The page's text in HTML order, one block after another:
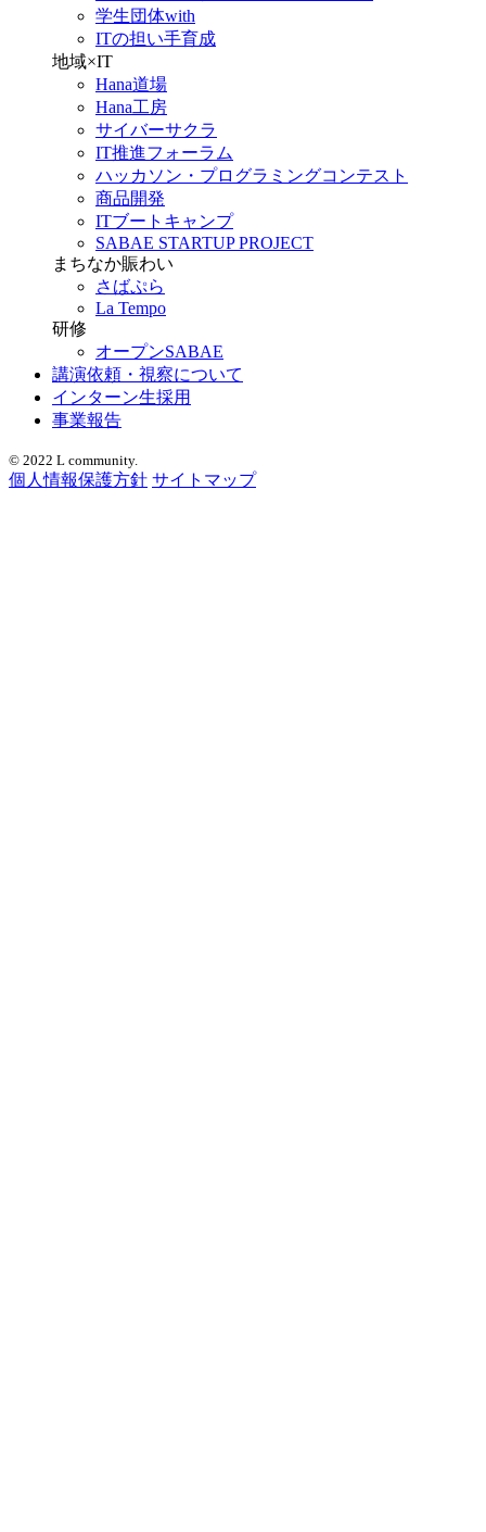
学生団体with
ITの担い手育成
地域×IT
Hana道場
Hana工房
サイバーサクラ
IT推進フォーラム
ハッカソン・プログラミングコンテスト
商品開発
ITブートキャンプ
SABAE STARTUP PROJECT
まちなか賑わい
さばぷら
La Tempo
研修
オープンSABAE
講演依頼・視察について
インターン生採用
事業報告
© 2022 L community.
個人情報保護方針 サイトマップ